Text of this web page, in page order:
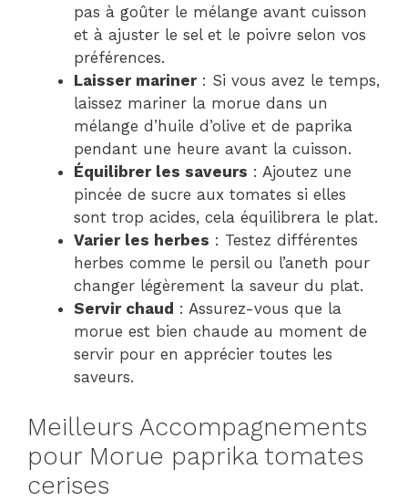
pas à goûter le mélange avant cuisson
et à ajuster le sel et le poivre selon vos
préférences.
Laisser mariner: Si vous avez le temps,
laissez mariner la morue dans un
mélange d’huile d’olive et de paprika
pendant une heure avant la cuisson.
Équilibrer les saveurs : Ajoutez une
pincée de sucre aux tomates si elles
sont trop acides, cela équilibrera le plat.
Varier les herbes : Testez différentes
herbes comme le persil ou l’aneth pour
changer légèrement la saveur du plat.
Servir chaud : Assurez-vous que la
morue est bien chaude au moment de
servir pour en apprécier toutes les
saveurs.
Meilleurs Accompagnements
pour Morue paprika tomates
cerises